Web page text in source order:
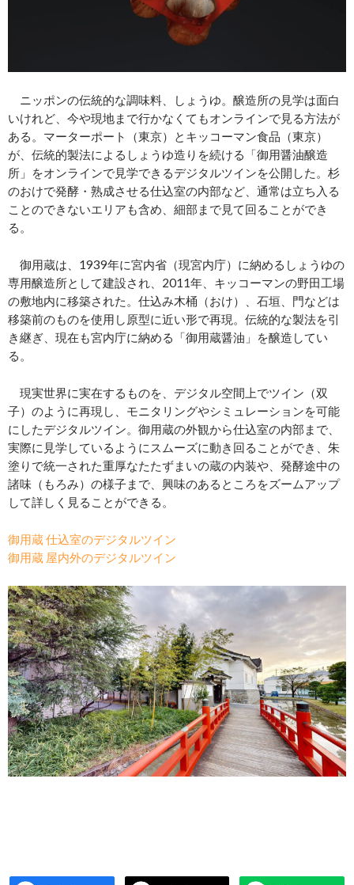
ニッポンの伝統的な調味料、しょうゆ。醸造所の見学は面白
いけれど、今や現地まで行かなくてもオンラインで見る方法が
ある。マーターポート（東京）とキッコーマン食品（東京）
が、伝統的製法によるしょうゆ造りを続ける「御用醤油醸造
所」をオンラインで見学できるデジタルツインを公開した。杉
のおけで発酵・熟成させる仕込室の内部など、通常は立ち入る
ことのできないエリアも含め、細部まで見て回ることができ
る。
御用蔵は、1939年に宮内省（現宮内庁）に納めるしょうゆの
専用醸造所として建設され、2011年、キッコーマンの野田工場
の敷地内に移築された。仕込み木桶（おけ）、石垣、門などは
移築前のものを使用し原型に近い形で再現。伝統的な製法を引
き継ぎ、現在も宮内庁に納める「御用蔵醤油」を醸造してい
る。
現実世界に実在するものを、デジタル空間上でツイン（双
子）のように再現し、モニタリングやシミュレーションを可能
にしたデジタルツイン。御用蔵の外観から仕込室の内部まで、
実際に見学しているようにスムーズに動き回ることができ、朱
塗りで統一された重厚なたたずまいの蔵の内装や、発酵途中の
諸味（もろみ）の様子まで、興味のあるところをズームアップ
して詳しく見ることができる。
御用蔵 仕込室のデジタルツイン
御用蔵 屋内外のデジタルツイン